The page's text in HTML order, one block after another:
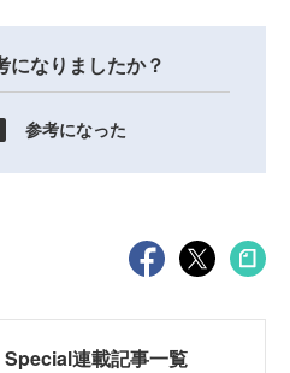
になりましたか？
参考になった
連載記事一覧